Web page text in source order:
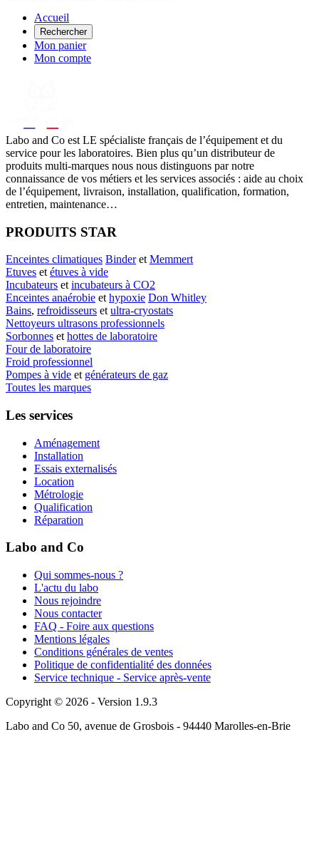
Accueil
Rechercher
Mon panier
Mon compte
Labo and Co est LE spécialiste français de l’équipement et du
service pour les laboratoires. Bien plus qu’un distributeur de
produits multi-marques nous nous distinguons par notre
connaissance de vos métiers et les services associés : aide au choix
de l’équipement, livraison, installation, qualification, formation,
entretien, maintenance…
PRODUITS STAR
Enceintes climatiques Binderet Memmert
Etuves et étuves à vide
Incubateurs et incubateurs à CO2
Enceintes anaérobie et hypoxie Don Whitley
Bains, refroidisseurs et ultra-cryostats
Nettoyeurs ultrasons professionnels
Sorbonnes et hottes de laboratoire
Four de laboratoire
Froid professionnel
Pompes à vide et générateurs de gaz
Toutes les marques
Les services
Aménagement
Installation
Essais externalisés
Location
Métrologie
Qualification
Réparation
Labo and Co
Qui sommes-nous ?
L'actu du labo
Nous rejoindre
Nous contacter
FAQ - Foire aux questions
Mentions légales
Conditions générales de ventes
Politique de confidentialité des données
Service technique - Service après-vente
Copyright © 2026 - Version 1.9.3
Labo and Co 50, avenue de Grosbois - 94440 Marolles-en-Brie